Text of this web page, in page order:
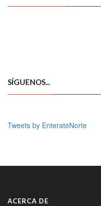
SÍGUENOS...
Tweets by EnterateNorte
ACERCA DE